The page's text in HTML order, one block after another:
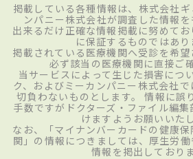
掲載している各種情報は、株式会社
ンパニー株式会社が調査した情報を
出来るだけ正確な情報掲載に努めて
に保証するものではあり
掲載されている医療機関へ受診を希
必ず該当の医療機関に直接ご
当サービスによって生じた損害につ
ク、およびミーカンパニー株式会社
切負わないものとします。 情報に誤
手数ですがドクターズ・ファイル編
けますようお願いいた
なお、「マイナンバーカードの健康
関」の情報につきましては、厚生労働
情報を掲出しておりま